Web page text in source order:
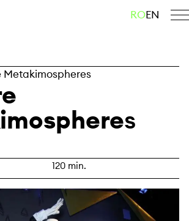
ROEN
Metakimospheres
s
120 min.